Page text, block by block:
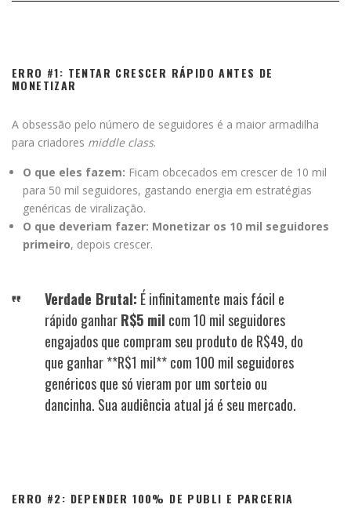
ERRO #1: TENTAR CRESCER RÁPIDO ANTES DE
MONETIZAR
A obsessão pelo número de seguidores é a maior armadilha
para criadores middle class.
O que eles fazem: Ficam obcecados em crescer de 10 mil
para 50 mil seguidores, gastando energia em estratégias
genéricas de viralização.
O que deveriam fazer: Monetizar os 10 mil seguidores
primeiro, depois crescer.
Verdade Brutal: É infinitamente mais fácil e
rápido ganharR$5 mil com 10 mil seguidores
engajados que compram seu produto de R$49, do
que ganhar **R$1 mil** com 100 mil seguidores
genéricos que só vieram por um sorteio ou
dancinha. Sua audiência atual já é seu mercado.
ERRO #2: DEPENDER 100% DE PUBLI E PARCERIA